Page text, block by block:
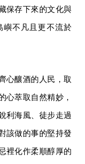
保存下來的文化與
嶼不凡且更不流於
心釀酒的人民，取
心萃取自然精妙，
利海風、徒步走過
該做的事的堅持發
裡化作柔順醇厚的